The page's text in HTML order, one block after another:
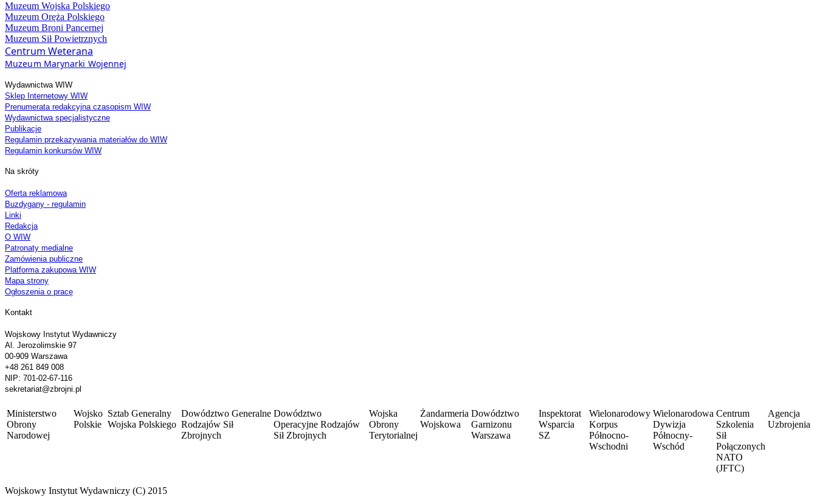
Muzeum Wojska Polskiego
Muzeum Oręża Polskiego
Muzeum Broni Pancernej
Muzeum Sił Powietrznych
Centrum Weterana
Muzeum Marynarki Wojennej
Wydawnictwa WIW
Sklep Internetowy WIW
Prenumerata redakcyjna czasopism WIW
Wydawnictwa specjalistyczne
Publikacje
Regulamin przekazywania materiałów do WIW
Regulamin konkursów WIW
Na skróty
Oferta reklamowa
Buzdygany - regulamin
Linki
Redakcja
O WIW
Patronaty medialne
Zamówienia publiczne
Platforma zakupowa WIW
Mapa strony
Ogłoszenia o pracę
Kontakt
Wojskowy Instytut Wydawniczy
Al. Jerozolimskie 97
00-909 Warszawa
+48 261 849 008
NIP: 701-02-67-116
sekretariat@zbrojni.pl
Ministerstwo
Obrony
Narodowej
Wojsko
Polskie
Sztab Generalny
Wojska Polskiego
Dowództwo Generalne
Rodzajów Sił
Zbrojnych
Dowództwo
Operacyjne Rodzajów
Sił Zbrojnych
Wojska
Obrony
Terytorialnej
Żandarmeria
Wojskowa
Dowództwo
Garnizonu
Warszawa
Inspektorat
Wsparcia
SZ
Wielonarodowy
Korpus
Północno-
Wschodni
Wielonarodowa
Dywizja
Północny-
Wschód
Centrum
Szkolenia
Sił
Połączonych
NATO
(JFTC)
Agencja
Uzbrojenia
Wojskowy Instytut Wydawniczy (C) 2015